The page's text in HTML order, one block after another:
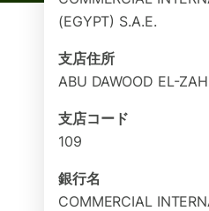
(EGYPT) S.A.E.
支店住所
ABU DAWOOD EL-
支店コード
109
銀行名
COMMERCIAL